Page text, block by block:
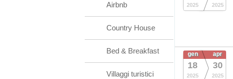
2025 2025
gen
18
2025
apr
30
2025
Airbnb
Country House
Bed & Breakfast
Villaggi turistici